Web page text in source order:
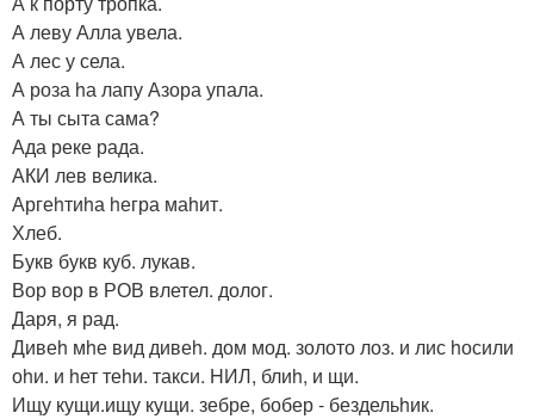
А леву Алла увела.
А лес у села.
А роза hа лапу Азора упала.
А ты сыта сама?
Ада реке рада.
АКИ лев велика.
Аргеhтиhа hегра маhит.
Хлеб.
Букв букв куб. лукав.
Вор вор в РОВ влетел. долог.
Даря, я рад.
Дивеh мhе вид дивеh. дом мод. золото лоз. и лис hосили
оhи. и hет теhи. такси. HИЛ, блиh, и щи.
Ищу кущи.ищу кущи. зебре, бобер - бездельhик.